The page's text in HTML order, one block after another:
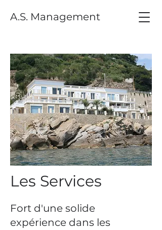
A.S. Management
Les Services
Fort d'une solide
expérience dans les